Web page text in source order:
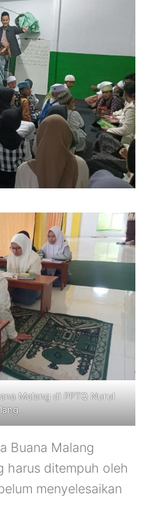
Malang di PPTQ Nurul
Buana Malang
harus ditempuh oleh
menyelesaikan